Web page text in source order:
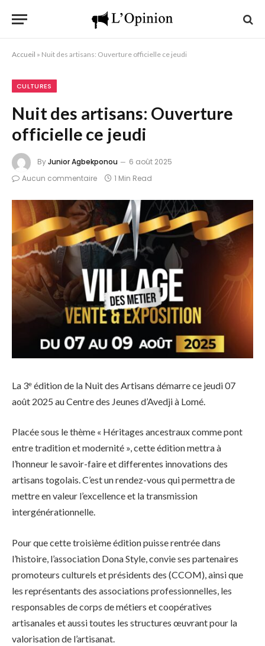
Accueil » Nuit des artisans: Ouverture officielle ce jeudi
CULTURES
Nuit des artisans: Ouverture
officielle ce jeudi
ByJunior Agbekponou
6 août 2025
Aucun commentaire
1 Min Read
La 3ᵉ édition de la Nuit des Artisans démarre ce jeudi 07
août 2025 au Centre des Jeunes d’Avedji à Lomé.
Placée sous le thème « Héritages ancestraux comme pont
entre tradition et modernité », cette édition mettra à
l’honneur le savoir-faire et differentes innovations des
artisans togolais. C’est un rendez-vous qui permettra de
mettre en valeur l’excellence et la transmission
intergénérationnelle.
Pour que cette troisième édition puisse rentrée dans
l’histoire, l’association Dona Style, convie ses partenaires
promoteurs culturels et présidents des (CCOM), ainsi que
les représentants des associations professionnelles, les
responsables de corps de métiers et coopératives
artisanales et aussi toutes les structures œuvrant pour la
valorisation de l’artisanat.